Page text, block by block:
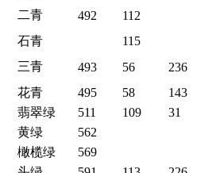
二青 492
112
石青
115
三青 493 56
236
花青 495 58
143
翡翠绿 511 109
31
黄绿
562
橄榄绿
569